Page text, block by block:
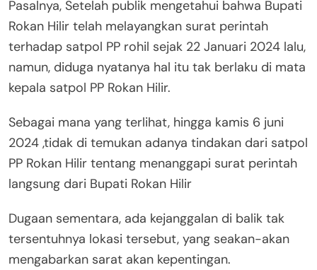
Pasalnya, Setelah publik mengetahui bahwa Bupati
Rokan Hilir telah melayangkan surat perintah
terhadap satpol PP rohil sejak 22 Januari 2024 lalu,
namun, diduga nyatanya hal itu tak berlaku di mata
kepala satpol PP Rokan Hilir.
Sebagai mana yang terlihat, hingga kamis 6 juni
2024 ,tidak di temukan adanya tindakan dari satpol
PP Rokan Hilir tentang menanggapi surat perintah
langsung dari Bupati Rokan Hilir
Dugaan sementara, ada kejanggalan di balik tak
tersentuhnya lokasi tersebut, yang seakan-akan
mengabarkan sarat akan kepentingan.